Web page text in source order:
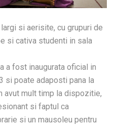
si aerisite, cu grupuri de
si cativa studenti in sala
a fost inaugurata oficial in
si poate adaposti pana la
avut mult timp la dispozitie,
si faptul ca
si un mausoleu pentru